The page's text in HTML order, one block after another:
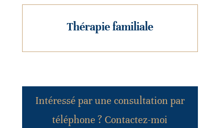
Thérapie familiale
Intéressé par une consultation par
téléphone ? Contactez-moi